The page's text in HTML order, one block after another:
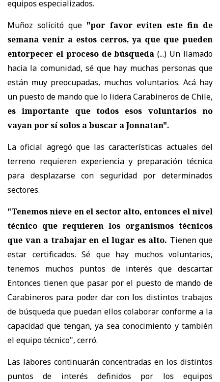
equipos especializados.
Muñoz solicitó que "por favor eviten este fin de
semana venir a estos cerros, ya que que pueden
entorpecer el proceso de búsqueda (...) Un llamado
hacia la comunidad, sé que hay muchas personas que
están muy preocupadas, muchos voluntarios. Acá hay
un puesto de mando que lo lidera Carabineros de Chile,
es importante que todos esos voluntarios no
vayan por sí solos a buscar a Jonnatan".
La oficial agregó que las características actuales del
terreno requieren experiencia y preparación técnica
para desplazarse con seguridad por determinados
sectores.
"Tenemos nieve en el sector alto, entonces el nivel
técnico que requieren los organismos técnicos
que van a trabajar en el lugar es alto. Tienen que
estar certificados. Sé que hay muchos voluntarios,
tenemos muchos puntos de interés que descartar.
Entonces tienen que pasar por el puesto de mando de
Carabineros para poder dar con los distintos trabajos
de búsqueda que puedan ellos colaborar conforme a la
capacidad que tengan, ya sea conocimiento y también
el equipo técnico", cerró.
Las labores continuarán concentradas en los distintos
puntos de interés definidos por los equipos